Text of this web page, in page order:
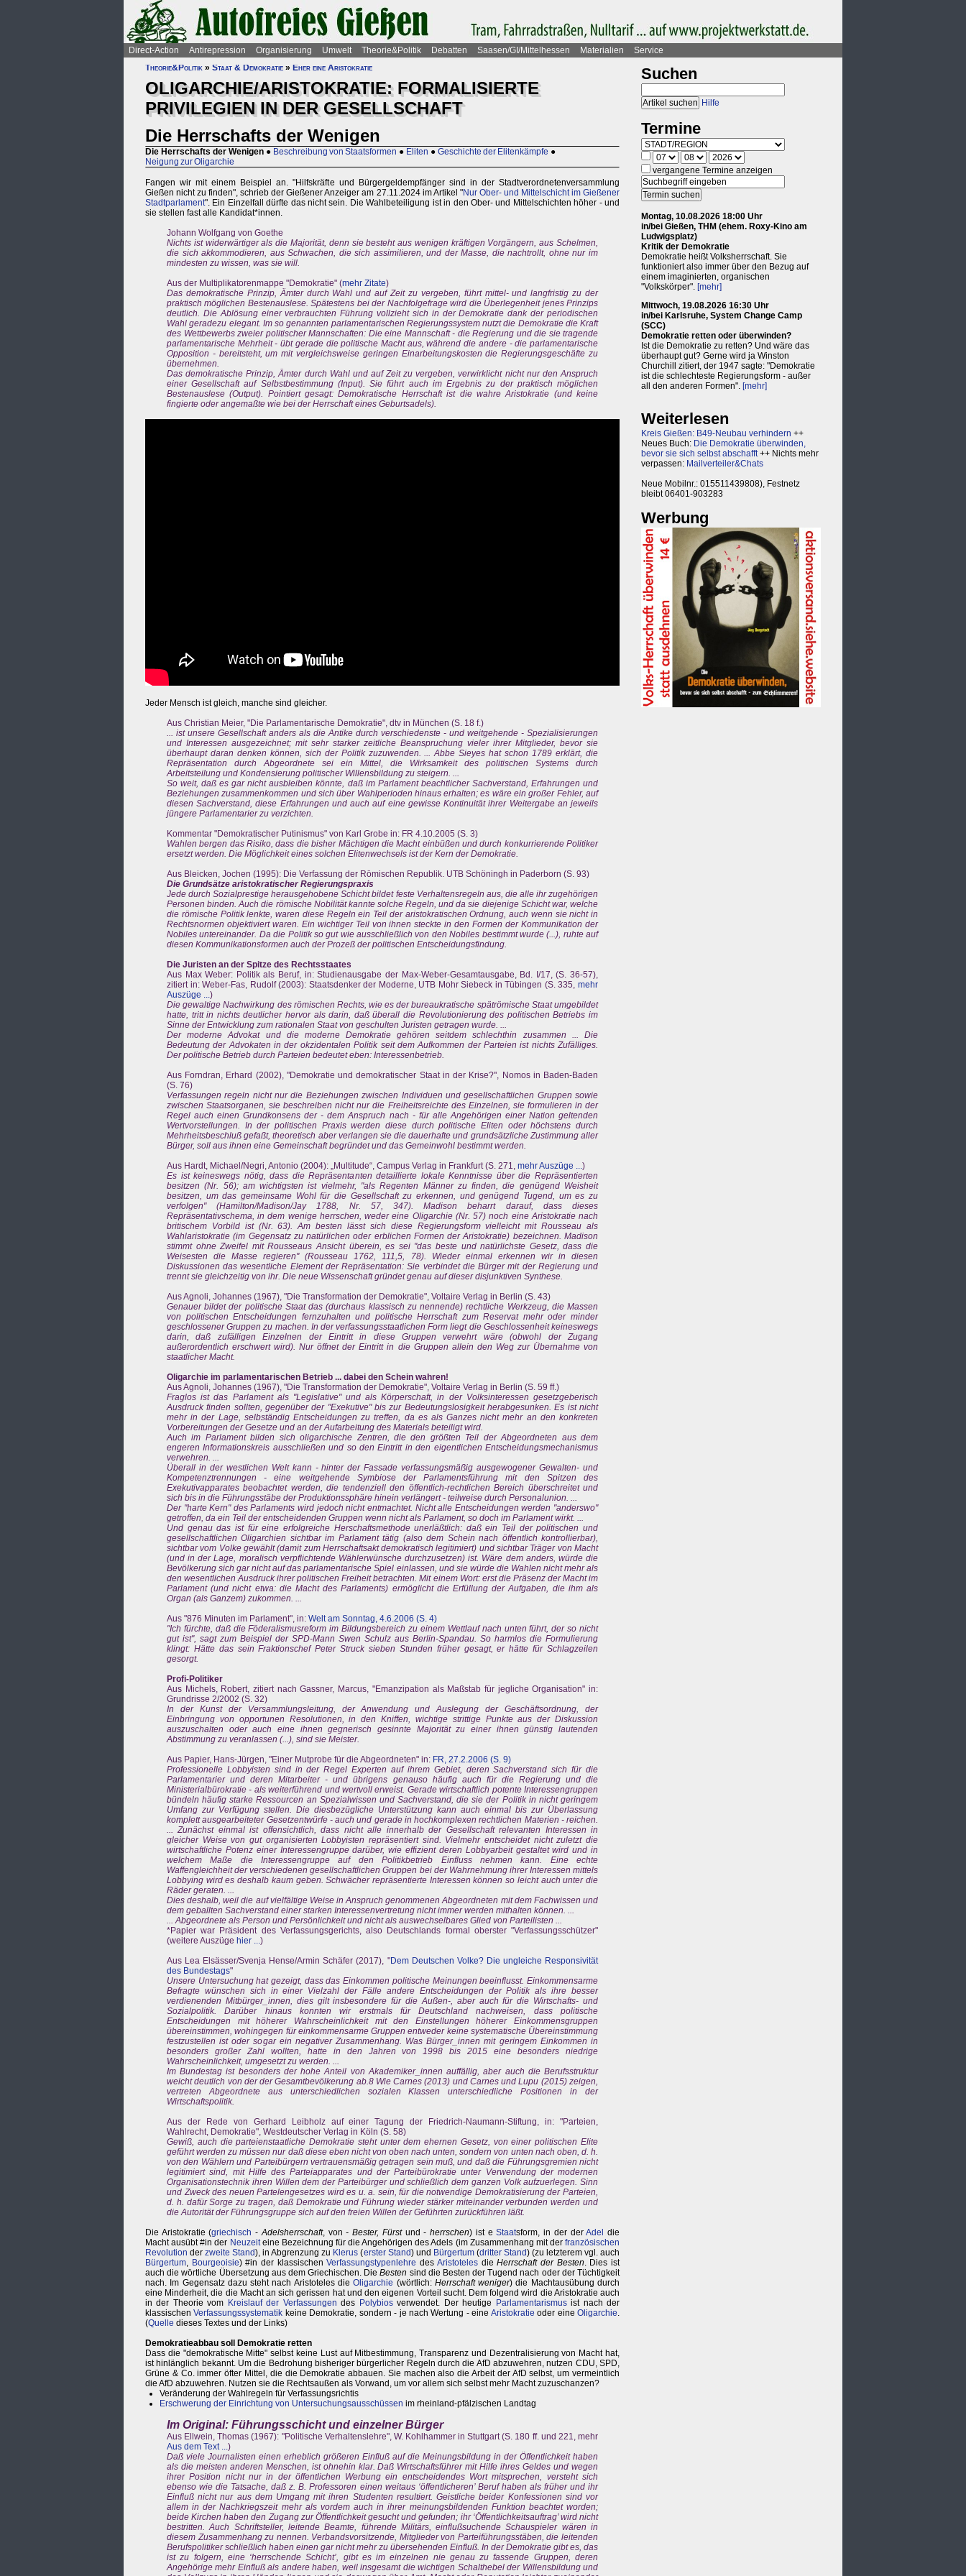
Direct-Action Antirepression Organisierung Umwelt Theorie&Politik Debatten Saasen/GI/Mittelhessen Materialien
Service
Theorie&Politik » Staat & Demokratie » Eher eine Aristokratie
OLIGARCHIE/ARISTOKRATIE: FORMALISIERTE
PRIVILEGIEN IN DER GESELLSCHAFT
Die Herrschafts der Wenigen
Die Herrschafts der Wenigen ● Beschreibung von Staatsformen ● Eliten ● Geschichte der Elitenkämpfe ●
Neigung zur Oligarchie
Fangen wir mit einem Beispiel an. "Hilfskräfte und Bürgergeldempfänger sind in der Stadtverordnetenversammlung
Gießen nicht zu finden", schrieb der Gießener Anzeiger am 27.11.2024 im Artikel "Nur Ober- und Mittelschicht im Gießener
Stadtparlament". Ein Einzelfall dürfte das nicht sein. Die Wahlbeteiligung ist in den Ober- und Mittelschichten höher - und
sie stellen fast alle Kandidat*innen.
Johann Wolfgang von Goethe
Nichts ist widerwärtiger als die Majorität, denn sie besteht aus wenigen kräftigen Vorgängern, aus Schelmen,
die sich akkommodieren, aus Schwachen, die sich assimilieren, und der Masse, die nachtrollt, ohne nur im
mindesten zu wissen, was sie will.
Aus der Multiplikatorenmappe "Demokratie" (mehr Zitate)
Das demokratische Prinzip, Ämter durch Wahl und auf Zeit zu vergeben, führt mittel- und langfristig zu der
praktisch möglichen Bestenauslese. Spätestens bei der Nachfolgefrage wird die Überlegenheit jenes Prinzips
deutlich. Die Ablösung einer verbrauchten Führung vollzieht sich in der Demokratie dank der periodischen
Wahl geradezu elegant. Im so genannten parlamentarischen Regierungssystem nutzt die Demokratie die Kraft
des Wettbewerbs zweier politischer Mannschaften: Die eine Mannschaft - die Regierung und die sie tragende
parlamentarische Mehrheit - übt gerade die politische Macht aus, während die andere - die parlamentarische
Opposition - bereitsteht, um mit vergleichsweise geringen Einarbeitungskosten die Regierungsgeschäfte zu
übernehmen.
Das demokratische Prinzip, Ämter durch Wahl und auf Zeit zu vergeben, verwirklicht nicht nur den Anspruch
einer Gesellschaft auf Selbstbestimmung (Input). Sie führt auch im Ergebnis zu der praktisch möglichen
Bestenauslese (Output). Pointiert gesagt: Demokratische Herrschaft ist die wahre Aristokratie (und keine
fingierte oder angemaßte wie bei der Herrschaft eines Geburtsadels).
Jeder Mensch ist gleich, manche sind gleicher.
Aus Christian Meier, "Die Parlamentarische Demokratie", dtv in München (S. 18 f.)
... ist unsere Gesellschaft anders als die Antike durch verschiedenste - und weitgehende - Spezialisierungen
und Interessen ausgezeichnet; mit sehr starker zeitliche Beanspruchung vieler ihrer Mitglieder, bevor sie
überhaupt daran denken können, sich der Politik zuzuwenden. ... Abbe Sieyes hat schon 1789 erklärt, die
Repräsentation durch Abgeordnete sei ein Mittel, die Wirksamkeit des politischen Systems durch
Arbeitsteilung und Kondensierung politischer Willensbildung zu steigern. ...
So weit, daß es gar nicht ausbleiben könnte, daß im Parlament beachtlicher Sachverstand, Erfahrungen und
Beziehungen zusammenkommen und sich über Wahlperioden hinaus erhalten; es wäre ein großer Fehler, auf
diesen Sachverstand, diese Erfahrungen und auch auf eine gewisse Kontinuität ihrer Weitergabe an jeweils
jüngere Parlamentarier zu verzichten.
Kommentar "Demokratischer Putinismus" von Karl Grobe in: FR 4.10.2005 (S. 3)
Wahlen bergen das Risiko, dass die bisher Mächtigen die Macht einbüßen und durch konkurrierende Politiker
ersetzt werden. Die Möglichkeit eines solchen Elitenwechsels ist der Kern der Demokratie.
Aus Bleicken, Jochen (1995): Die Verfassung der Römischen Republik. UTB Schöningh in Paderborn (S. 93)
Die Grundsätze aristokratischer Regierungspraxis
Jede durch Sozialprestige herausgehobene Schicht bildet feste Verhaltensregeln aus, die alle ihr zugehörigen
Personen binden. Auch die römische Nobilität kannte solche Regeln, und da sie diejenige Schicht war, welche
die römische Politik lenkte, waren diese Regeln ein Teil der aristokratischen Ordnung, auch wenn sie nicht in
Rechtsnormen objektiviert waren. Ein wichtiger Teil von ihnen steckte in den Formen der Kommunikation der
Nobiles untereinander. Da die Politik so gut wie ausschließlich von den Nobiles bestimmt wurde (...), ruhte auf
diesen Kommunikationsformen auch der Prozeß der politischen Entscheidungsfindung.
Die Juristen an der Spitze des Rechtsstaates
Aus Max Weber: Politik als Beruf, in: Studienausgabe der Max-Weber-Gesamtausgabe, Bd. I/17, (S. 36-57),
zitiert in: Weber-Fas, Rudolf (2003): Staatsdenker der Moderne, UTB Mohr Siebeck in Tübingen (S. 335, mehr
Auszüge ...)
Die gewaltige Nachwirkung des römischen Rechts, wie es der bureaukratische spätrömische Staat umgebildet
hatte, tritt in nichts deutlicher hervor als darin, daß überall die Revolutionierung des politischen Betriebs im
Sinne der Entwicklung zum rationalen Staat von geschulten Juristen getragen wurde. ...
Der moderne Advokat und die moderne Demokratie gehören seitdem schlechthin zusammen ... Die
Bedeutung der Advokaten in der okzidentalen Politik seit dem Aufkommen der Parteien ist nichts Zufälliges.
Der politische Betrieb durch Parteien bedeutet eben: Interessenbetrieb.
Aus Forndran, Erhard (2002), "Demokratie und demokratischer Staat in der Krise?", Nomos in Baden-Baden
(S. 76)
Verfassungen regeln nicht nur die Beziehungen zwischen Individuen und gesellschaftlichen Gruppen sowie
zwischen Staatsorganen, sie beschreiben nicht nur die Freiheitsreichte des Einzelnen, sie formulieren in der
Regel auch einen Grundkonsens der - dem Anspruch nach - für alle Angehörigen einer Nation geltenden
Wertvorstellungen. In der politischen Praxis werden diese durch politische Eliten oder höchstens durch
Mehrheitsbeschluß gefaßt, theoretisch aber verlangen sie die dauerhafte und grundsätzliche Zustimmung aller
Bürger, soll aus ihnen eine Gemeinschaft begründet und das Gemeinwohl bestimmt werden.
Aus Hardt, Michael/Negri, Antonio (2004): „Multitude“, Campus Verlag in Frankfurt (S. 271, mehr Auszüge ...)
Es ist keineswegs nötig, dass die Repräsentanten detaillierte lokale Kenntnisse über die Repräsentierten
besitzen (Nr. 56); am wichtigsten ist vielmehr, "als Regenten Männer zu finden, die genügend Weisheit
besitzen, um das gemeinsame Wohl für die Gesellschaft zu erkennen, und genügend Tugend, um es zu
verfolgen" (Hamilton/Madison/Jay 1788, Nr. 57, 347). Madison beharrt darauf, dass dieses
Repräsentativschema, in dem wenige herrschen, weder eine Oligarchie (Nr. 57) noch eine Aristokratie nach
britischem Vorbild ist (Nr. 63). Am besten lässt sich diese Regierungsform vielleicht mit Rousseau als
Wahlaristokratie (im Gegensatz zu natürlichen oder erblichen Formen der Aristokratie) bezeichnen. Madison
stimmt ohne Zweifel mit Rousseaus Ansicht überein, es sei "das beste und natürlichste Gesetz, dass die
Weisesten die Masse regieren" (Rousseau 1762, 111,5, 78). Wieder einmal erkennen wir in diesen
Diskussionen das wesentliche Element der Repräsentation: Sie verbindet die Bürger mit der Regierung und
trennt sie gleichzeitig von ihr. Die neue Wissenschaft gründet genau auf dieser disjunktiven Synthese.
Aus Agnoli, Johannes (1967), "Die Transformation der Demokratie", Voltaire Verlag in Berlin (S. 43)
Genauer bildet der politische Staat das (durchaus klassisch zu nennende) rechtliche Werkzeug, die Massen
von politischen Entscheidungen fernzuhalten und politische Herrschaft zum Reservat mehr oder minder
geschlossener Gruppen zu machen. In der verfassungsstaatlichen Form liegt die Geschlossenheit keineswegs
darin, daß zufälligen Einzelnen der Eintritt in diese Gruppen verwehrt wäre (obwohl der Zugang
außerordentlich erschwert wird). Nur öffnet der Eintritt in die Gruppen allein den Weg zur Übernahme von
staatlicher Macht.
Oligarchie im parlamentarischen Betrieb ... dabei den Schein wahren!
Aus Agnoli, Johannes (1967), "Die Transformation der Demokratie", Voltaire Verlag in Berlin (S. 59 ff.)
Fraglos ist das Parlament als "Legislative" und als Körperschaft, in der Volksinteressen gesetzgeberisch
Ausdruck finden sollten, gegenüber der "Exekutive" bis zur Bedeutungslosigkeit herabgesunken. Es ist nicht
mehr in der Lage, selbständig Entscheidungen zu treffen, da es als Ganzes nicht mehr an den konkreten
Vorbereitungen der Gesetze und an der Aufarbeitung des Materials beteiligt wird.
Auch im Parlament bilden sich oligarchische Zentren, die den größten Teil der Abgeordneten aus dem
engeren Informationskreis ausschließen und so den Eintritt in den eigentlichen Entscheidungsmechanismus
verwehren. ...
Überall in der westlichen Welt kann - hinter der Fassade verfassungsmäßig ausgewogener Gewalten- und
Kompetenztrennungen - eine weitgehende Symbiose der Parlamentsführung mit den Spitzen des
Exekutivapparates beobachtet werden, die tendenziell den öffentlich-rechtlichen Bereich überschreitet und
sich bis in die Führungsstäbe der Produktionssphäre hinein verlängert - teilweise durch Personalunion. ...
Der "harte Kern" des Parlaments wird jedoch nicht entmachtet. Nicht alle Entscheidungen werden "anderswo"
getroffen, da ein Teil der entscheidenden Gruppen wenn nicht als Parlament, so doch im Parlament wirkt. ...
Und genau das ist für eine erfolgreiche Herschaftsmethode unerläßtlich: daß ein Teil der politischen und
gesellschaftlichen Oligarchien sichtbar im Parlament tätig (also dem Schein nach öffentlich kontrollierbar),
sichtbar vom Volke gewählt (damit zum Herrschaftsakt demokratisch legitimiert) und sichtbar Träger von Macht
(und in der Lage, moralisch verpflichtende Wählerwünsche durchzusetzen) ist. Wäre dem anders, würde die
Bevölkerung sich gar nicht auf das parlamentarische Spiel einlassen, und sie würde die Wahlen nicht mehr als
den wesentlichen Ausdruck ihrer politischen Freiheit betrachten. Mit einem Wort: erst die Präsenz der Macht im
Parlament (und nicht etwa: die Macht des Parlaments) ermöglicht die Erfüllung der Aufgaben, die ihm als
Organ (als Ganzem) zukommen. ...
Aus "876 Minuten im Parlament", in: Welt am Sonntag, 4.6.2006 (S. 4)
"Ich fürchte, daß die Föderalismusreform im Bildungsbereich zu einem Wettlauf nach unten führt, der so nicht
gut ist", sagt zum Beispiel der SPD-Mann Swen Schulz aus Berlin-Spandau. So harmlos die Formulierung
klingt: Hätte das sein Fraktionschef Peter Struck sieben Stunden früher gesagt, er hätte für Schlagzeilen
gesorgt.
Profi-Politiker
Aus Michels, Robert, zitiert nach Gassner, Marcus, "Emanzipation als Maßstab für jegliche Organisation" in:
Grundrisse 2/2002 (S. 32)
In der Kunst der Versammlungsleitung, der Anwendung und Auslegung der Geschäftsordnung, der
Einbringung von opportunen Resolutionen, in den Kniffen, wichtige strittige Punkte aus der Diskussion
auszuschalten oder auch eine ihnen gegnerisch gesinnte Majorität zu einer ihnen günstig lautenden
Abstimmung zu veranlassen (...), sind sie Meister.
Aus Papier, Hans-Jürgen, "Einer Mutprobe für die Abgeordneten" in: FR, 27.2.2006 (S. 9)
Professionelle Lobbyisten sind in der Regel Experten auf ihrem Gebiet, deren Sachverstand sich für die
Parlamentarier und deren Mitarbeiter - und übrigens genauso häufig auch für die Regierung und die
Ministerialbürokratie - als weiterführend und wertvoll erweist. Gerade wirtschaftlich potente Interessengruppen
bündeln häufig starke Ressourcen an Spezialwissen und Sachverstand, die sie der Politik in nicht geringem
Umfang zur Verfügung stellen. Die diesbezügliche Unterstützung kann auch einmal bis zur Überlassung
komplett ausgearbeiteter Gesetzentwürfe - auch und gerade in hochkomplexen rechtlichen Materien - reichen.
... Zunächst einmal ist offensichtlich, dass nicht alle innerhalb der Gesellschaft relevanten Interessen in
gleicher Weise von gut organisierten Lobbyisten repräsentiert sind. Vielmehr entscheidet nicht zuletzt die
wirtschaftliche Potenz einer Interessengruppe darüber, wie effizient deren Lobbyarbeit gestaltet wird und in
welchem Maße die Interessengruppe auf den Politikbetrieb Einfluss nehmen kann. Eine echte
Waffengleichheit der verschiedenen gesellschaftlichen Gruppen bei der Wahrnehmung ihrer Interessen mittels
Lobbying wird es deshalb kaum geben. Schwächer repräsentierte Interessen können so leicht auch unter die
Räder geraten. ...
Dies deshalb, weil die auf vielfältige Weise in Anspruch genommenen Abgeordneten mit dem Fachwissen und
dem geballten Sachverstand einer starken Interessenvertretung nicht immer werden mithalten können. ...
... Abgeordnete als Person und Persönlichkeit und nicht als auswechselbares Glied von Parteilisten ...
*Papier war Präsident des Verfassungsgerichts, also Deutschlands formal oberster "Verfassungsschützer"
(weitere Auszüge hier ...)
Aus Lea Elsässer/Svenja Hense/Armin Schäfer (2017), "Dem Deutschen Volke? Die ungleiche Responsivität
des Bundestags"
Unsere Untersuchung hat gezeigt, dass das Einkommen politische Meinungen beeinflusst. Einkommensarme
Befragte wünschen sich in einer Vielzahl der Fälle andere Entscheidungen der Politik als ihre besser
verdienenden Mitbürger_innen, dies gilt insbesondere für die Außen-, aber auch für die Wirtschafts- und
Sozialpolitik. Darüber hinaus konnten wir erstmals für Deutschland nachweisen, dass politische
Entscheidungen mit höherer Wahrscheinlichkeit mit den Einstellungen höherer Einkommensgruppen
übereinstimmen, wohingegen für einkommensarme Gruppen entweder keine systematische Übereinstimmung
festzustellen ist oder sogar ein negativer Zusammenhang. Was Bürger_innen mit geringem Einkommen in
besonders großer Zahl wollten, hatte in den Jahren von 1998 bis 2015 eine besonders niedrige
Wahrscheinlichkeit, umgesetzt zu werden. ...
Im Bundestag ist besonders der hohe Anteil von Akademiker_innen auffällig, aber auch die Berufsstruktur
weicht deutlich von der der Gesamtbevölkerung ab.8 Wie Carnes (2013) und Carnes und Lupu (2015) zeigen,
vertreten Abgeordnete aus unterschiedlichen sozialen Klassen unterschiedliche Positionen in der
Wirtschaftspolitik.
Aus der Rede von Gerhard Leibholz auf einer Tagung der Friedrich-Naumann-Stiftung, in: "Parteien,
Wahlrecht, Demokratie", Westdeutscher Verlag in Köln (S. 58)
Gewiß, auch die parteienstaatliche Demokratie steht unter dem ehernen Gesetz, von einer politischen Elite
geführt werden zu müssen nur daß diese eben nicht von oben nach unten, sondern von unten nach oben, d. h.
von den Wählern und Parteibürgern vertrauensmäßig getragen sein muß, und daß die Führungsgremien nicht
legitimiert sind, mit Hilfe des Parteiapparates und der Parteibürokratie unter Verwendung der modernen
Organisationstechnik ihren Willen dem der Parteibürger und schließlich dem ganzen Volk aufzuerlegen. Sinn
und Zweck des neuen Partelengesetzes wird es u. a. sein, für die notwendige Demokratisierung der Parteien,
d. h. dafür Sorge zu tragen, daß Demokratie und Führung wieder stärker miteinander verbunden werden und
die Autorität der Führungsgruppe sich auf den freien Willen der Geführten zurückführen läßt.
Die Aristokratie (griechisch -Adelsherrschaft, von- Bester, Fürstund -herrschen) ist eStaatsform, in der derAdel
die
Macht ausübt #in der Neuzeiteine Bezeichnung für die Angehörigen des Adels (im Zusammenhang mit der französischen
Revolution derzweite Stand), in Abgrenzung zu Klerus (erster Stand) und Bürgertum(dritter Stand) (zu letzterem vgl. auch
Bürgertum, Bourgeoisie) #in der klassischenVerfassungstypenlehre des AristotelesdieHerrschaft der Besten. Dies ist
auch die wörtliche Übersetzung aus dem Griechischen. DieBesten sind die Besten der Tugend nach oder der Tüchtigkeit
nach. Im Gegensatz dazu steht nach Aristoteles dieOligarchie (wörtlich: Herrschaft weniger) die Machtausübung durch
eine Minderheit, die die Macht an sich gerissen hat und den eigenen Vorteil sucht. Dem folgend wird die Aristokratie auch
in der Theorie vom Kreislauf der Verfassungen des Polybiosverwendet. Der heutige Parlamentarismusist nach der
klassischenVerfassungssystematik keine Demokratie, sondern - je nach Wertung - eine Aristokratie oder eineOligarchie.
(Quelle dieses Textes und der Links)
Demokratieabbau soll Demokratie retten
Dass die "demokratische Mitte" selbst keine Lust auf Mitbestimmung, Transparenz und Dezentralisierung von Macht hat,
ist hinlänglich bekannt. Um die Bedrohung bisheriger bürgerlicher Regeln durch die AfD abzuwehren, nutzen CDU, SPD,
Grüne & Co. immer öfter Mittel, die die Demokratie abbauen. Sie machen also die Arbeit der AfD selbst, um vermeintlich
die AfD abzuwehren. Nutzen sie die Rechtsaußen als Vorwand, um vor allem sich selbst mehr Macht zuzuschanzen?
Veränderung der Wahlregeln für Verfassungsrichtis
Erschwerung der Einrichtung von Untersuchungsausschüssen im rheinland-pfälzischen Landtag
Im Original: Führungsschicht und einzelner Bürger
Aus Ellwein, Thomas (1967): "Politische Verhaltenslehre", W. Kohlhammer in Stuttgart (S. 180 ff. und 221, mehr
Aus dem Text ...)
Daß viele Journalisten einen erheblich größeren Einfluß auf die Meinungsbildung in der Öffentlichkeit haben
als die meisten anderen Menschen, ist ohnehin klar. Daß Wirtschaftsführer mit Hilfe ihres Geldes und wegen
ihrer Position nicht nur in der öffentlichen Werbung ein entscheidendes Wort mitsprechen, versteht sich
ebenso wie die Tatsache, daß z. B. Professoren einen weitaus ‘öffentlicheren’ Beruf haben als früher und ihr
Einfluß nicht nur aus dem Umgang mit ihren Studenten resultiert. Geistliche beider Konfessionen sind vor
allem in der Nachkriegszeit mehr als vordem auch in ihrer meinungsbildenden Funktion beachtet worden;
beide Kirchen haben den Zugang zur Öffentlichkeit gesucht und gefunden; ihr ‘Öffentlichkeitsauftrag’ wird nicht
bestritten. Auch Schriftsteller, leitende Beamte, führende Militärs, einflußsuchende Schauspieler wären in
diesem Zusammenhang zu nennen. Verbandsvorsitzende, Mitglieder von Parteiführungsstäben, die leitenden
Berufspolitiker schließlich haben einen gar nicht mehr zu übersehenden Einfluß. In der Demokratie gibt es, das
ist zu folgern, eine ‘herrschende Schicht’, gibt es im einzelnen nie genau zu fassende Gruppen, deren
Angehörige mehr Einfluß als andere haben, weil insgesamt die wichtigen Schalthebel der Willensbildung und
Suchen
Hilfe
Termine
vergangene Termine anzeigen
Montag, 10.08.2026 18:00 Uhr
in/bei Gießen, THM (ehem. Roxy-Kino am
Ludwigsplatz)
Kritik der Demokratie
Demokratie heißt Volksherrschaft. Sie
funktioniert also immer über den Bezug auf
einem imaginierten, organischen
"Volkskörper". [mehr]
Mittwoch, 19.08.2026 16:30 Uhr
in/bei Karlsruhe, System Change Camp
(SCC)
Demokratie retten oder überwinden?
Ist die Demokratie zu retten? Und wäre das
überhaupt gut? Gerne wird ja Winston
Churchill zitiert, der 1947 sagte: "Demokratie
ist die schlechteste Regierungsform - außer
all den anderen Formen". [mehr]
Weiterlesen
Kreis Gießen: B49-Neubau verhindern ++
Neues Buch: Die Demokratie überwinden,
bevor sie sich selbst abschafft++ Nichts mehr
verpassen: Mailverteiler&Chats
Neue Mobilnr.: 015511439808), Festnetz
bleibt 06401-903283
Werbung